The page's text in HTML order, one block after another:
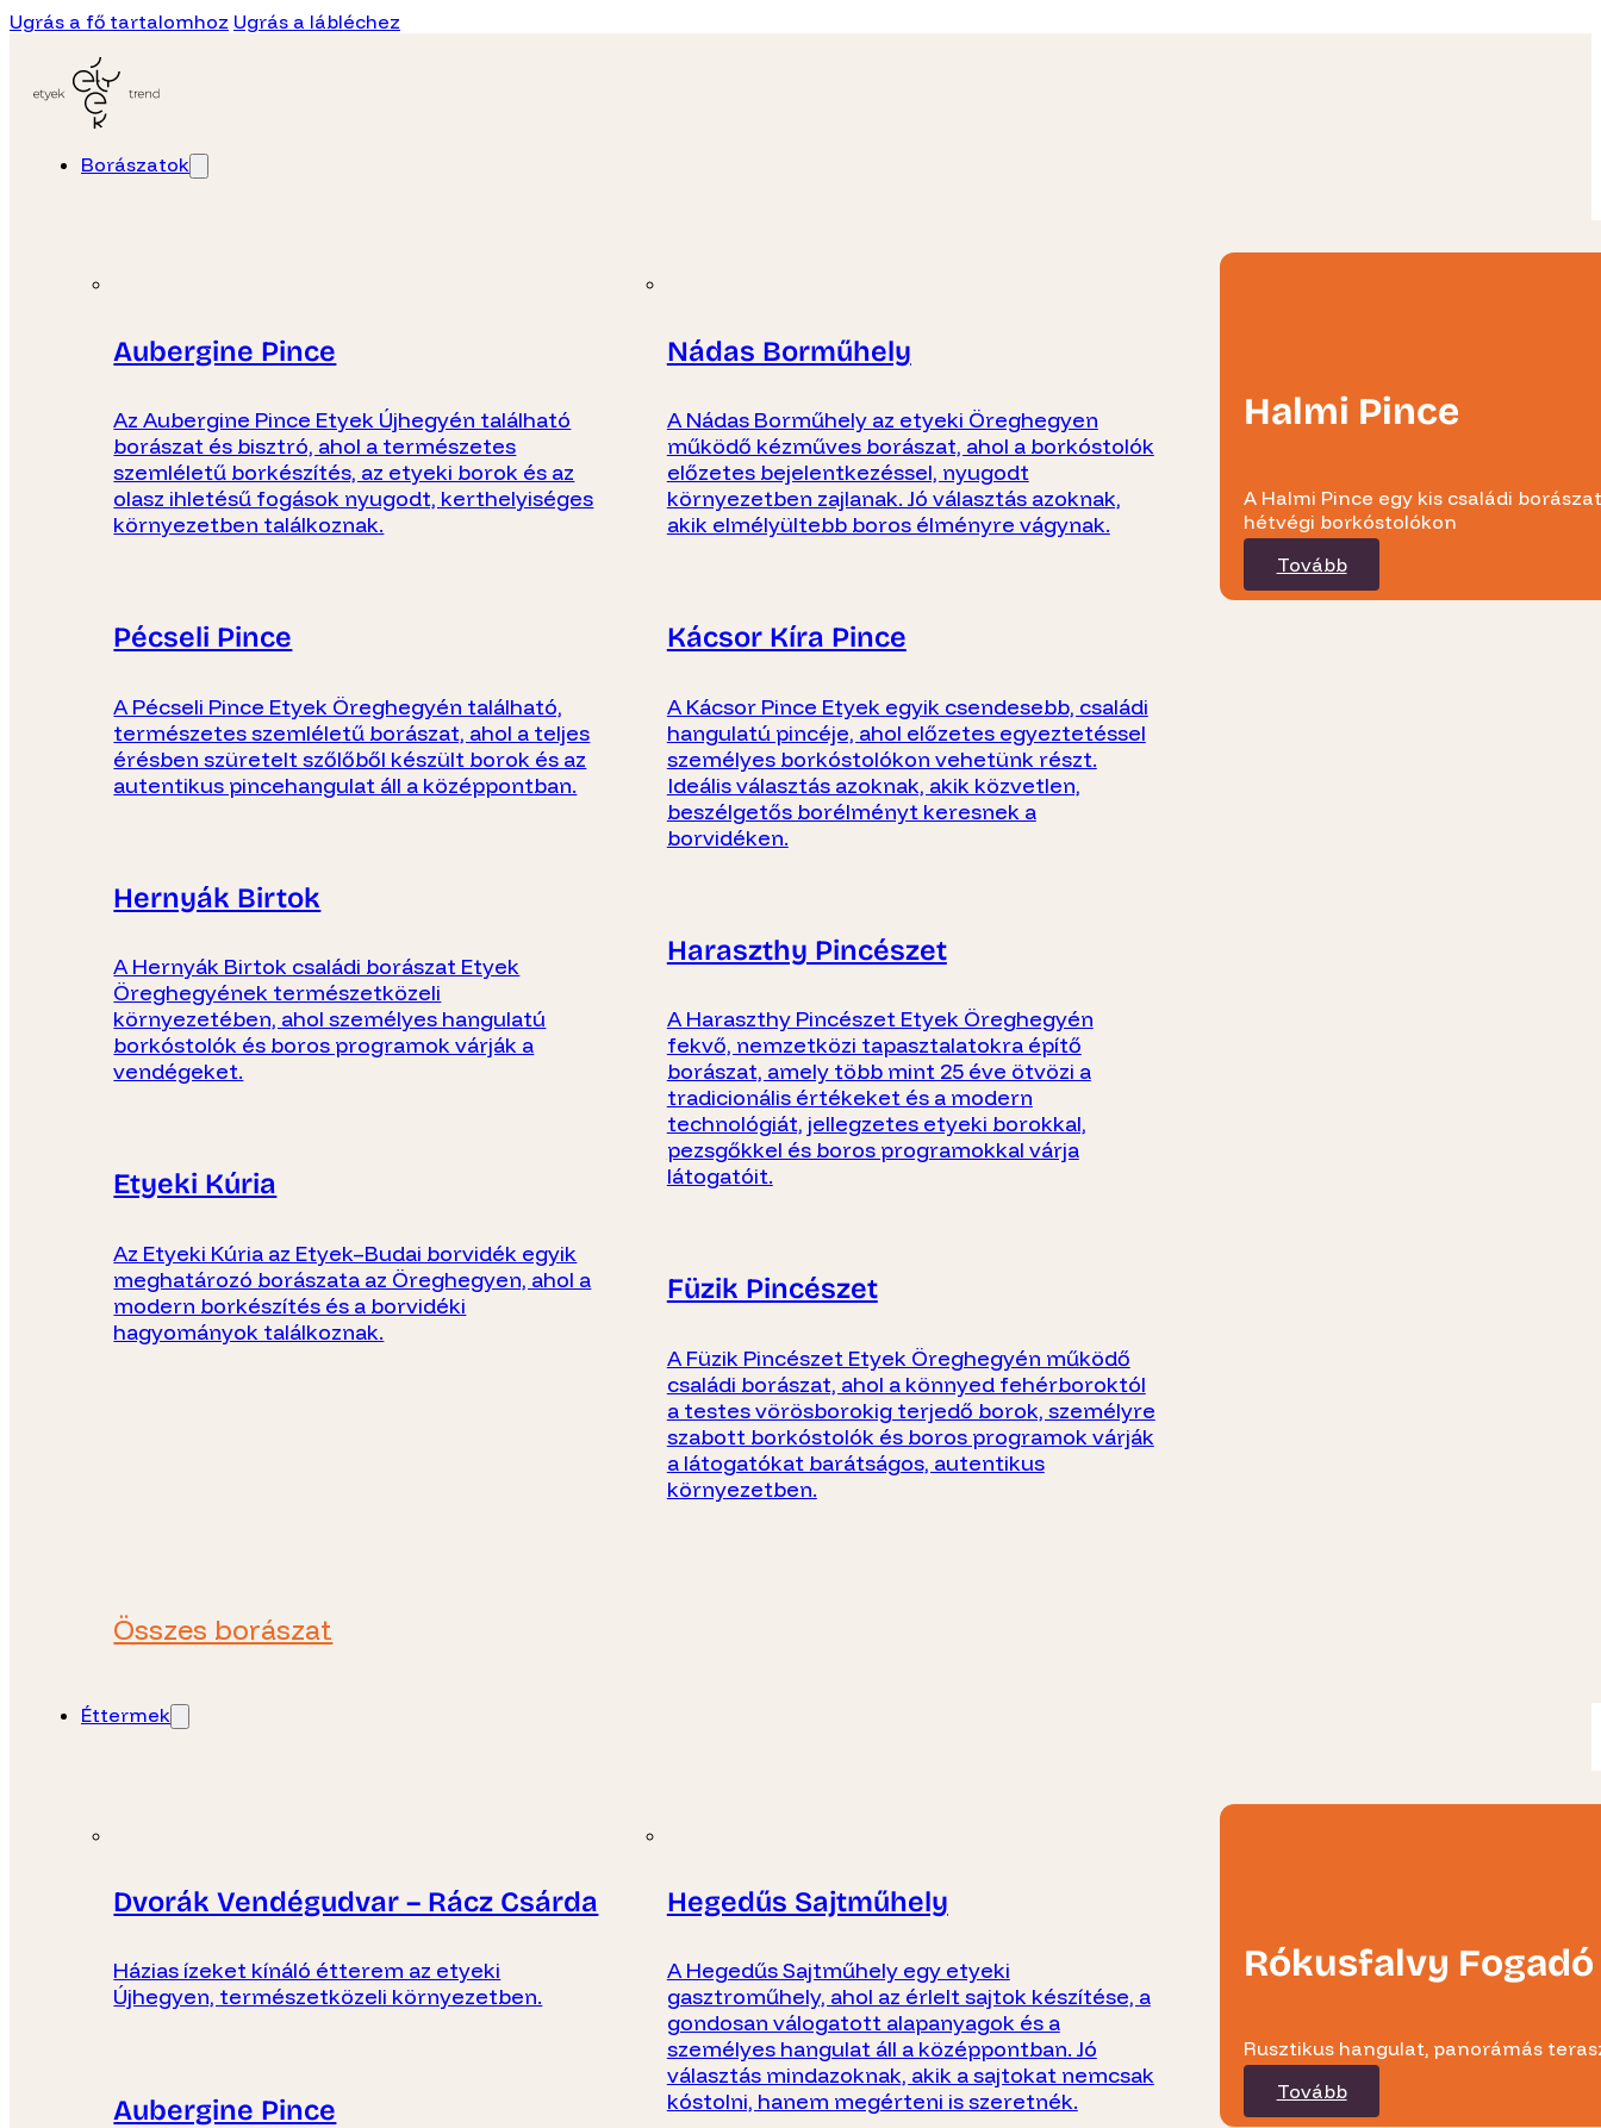
Ugrás a fő tartalomhoz Ugrás a lábléchez
Borászatok
Aubergine Pince
Az Aubergine Pince Etyek Újhegyén található
borászat és bisztró, ahol a természetes
szemléletű borkészítés, az etyeki borok és az
olasz ihletésű fogások nyugodt, kerthelyiséges
környezetben találkoznak.
Pécseli Pince
A Pécseli Pince Etyek Öreghegyén található,
természetes szemléletű borászat, ahol a teljes
érésben szüretelt szőlőből készült borok és az
autentikus pincehangulat áll a középpontban.
Hernyák Birtok
A Hernyák Birtok családi borászat Etyek
Öreghegyének természetközeli
környezetében, ahol személyes hangulatú
borkóstolók és boros programok várják a
vendégeket.
Etyeki Kúria
Az Etyeki Kúria az Etyek–Budai borvidék egyik
meghatározó borászata az Öreghegyen, ahol a
modern borkészítés és a borvidéki
hagyományok találkoznak.
Nádas Borműhely
A Nádas Borműhely az etyeki Öreghegyen
működő kézműves borászat, ahol a borkóstolók
előzetes bejelentkezéssel, nyugodt
környezetben zajlanak. Jó választás azoknak,
akik elmélyültebb boros élményre vágynak.
Kácsor Kíra Pince
A Kácsor Pince Etyek egyik csendesebb, családi
hangulatú pincéje, ahol előzetes egyeztetéssel
személyes borkóstolókon vehetünk részt.
Ideális választás azoknak, akik közvetlen,
beszélgetős borélményt keresnek a
borvidéken.
Haraszthy Pincészet
A Haraszthy Pincészet Etyek Öreghegyén
fekvő, nemzetközi tapasztalatokra építő
borászat, amely több mint 25 éve ötvözi a
tradicionális értékeket és a modern
technológiát, jellegzetes etyeki borokkal,
pezsgőkkel és boros programokkal várja
látogatóit.
Füzik Pincészet
A Füzik Pincészet Etyek Öreghegyén működő
családi borászat, ahol a könnyed fehérboroktól
a testes vörösborokig terjedő borok, személyre
szabott borkóstolók és boros programok várják
a látogatókat barátságos, autentikus
környezetben.
Összes borászat
Halmi Pince
A Halmi Pince egy kis családi
hétvégi borkóstolókon
Tovább
Éttermek
Dvorák Vendégudvar – Rácz Csárda
Házias ízeket kínáló étterem az etyeki
Újhegyen, természetközeli környezetben.
Aubergine Pince
Hegedűs Sajtműhely
A Hegedűs Sajtműhely egy etyeki
gasztroműhely, ahol az érlelt sajtok készítése, a
gondosan válogatott alapanyagok és a
személyes hangulat áll a középpontban. Jó
választás mindazoknak, akik a sajtokat nemcsak
kóstolni, hanem megérteni is szeretnék.
Rókusfalvy
Rusztikus hangulat, panorámás
Tovább